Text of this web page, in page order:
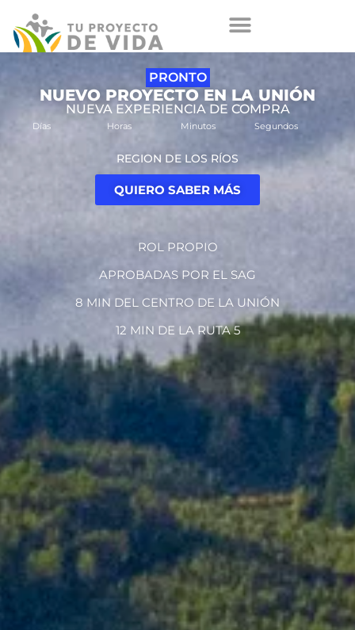
PRONTO
NUEVO PROYECTO EN LA UNIÓN
NUEVA EXPERIENCIA DE COMPRA
Días Horas Minutos Segundos
REGION DE LOS RÍOS
QUIERO SABER MÁS
ROL PROPIO
APROBADAS POR EL SAG
8 MIN DEL CENTRO DE LA UNIÓN
12 MIN DE LA RUTA 5